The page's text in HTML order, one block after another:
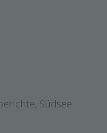
, Südsee